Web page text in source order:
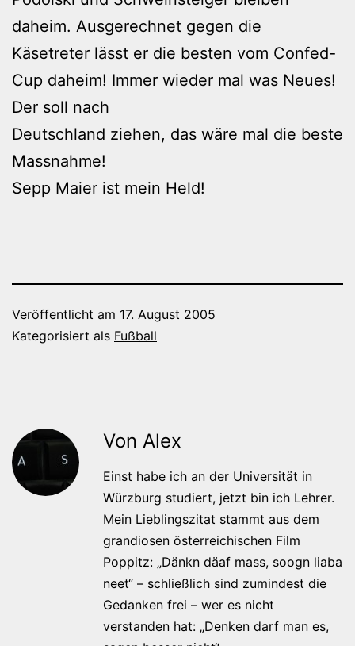
daheim. Ausgerechnet gegen die
Käsetreter lässt er die besten vom Confed-
Cup daheim! Immer wieder mal was Neues!
Der soll nach
Deutschland ziehen, das wäre mal die beste
Massnahme!
Sepp Maier ist mein Held!
Veröffentlicht am 17. August 2005
Kategorisiert als Fußball
Von Alex
Einst habe ich an der Universität in
Würzburg studiert, jetzt bin ich Lehrer.
Mein Lieblingszitat stammt aus dem
grandiosen österreichischen Film
Poppitz: „Dänkn däaf mass, soogn liaba
neet“ – schließlich sind zumindest die
Gedanken frei – wer es nicht
verstanden hat: „Denken darf man es,